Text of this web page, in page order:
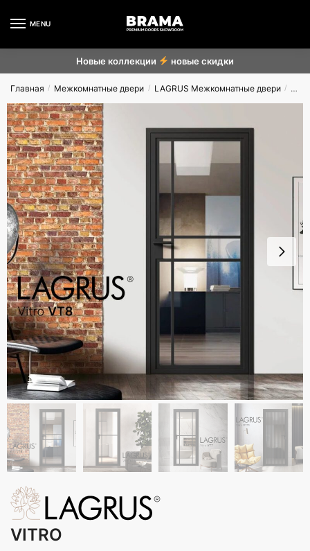
MENU
Новые коллекции новые скидки
Главная / Межкомнатные двери / LAGRUS Межкомнатные двери /
VITRO